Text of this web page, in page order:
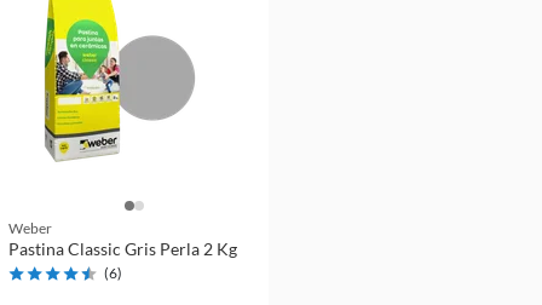
Weber
Pastina Classic Gris Perla 2 Kg
(6)